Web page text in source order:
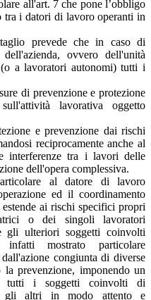
all'art. 7 che pone l’obbligo
tra i datori di lavoro operanti in
prevede che in caso di
ovvero dell'unità
a lavoratori autonomi) tutti i
di prevenzione e protezione
lavorativa oggetto
e prevenzione dai rischi
reciprocamente anche al
interferenze tra i lavori delle
dell'opera complessiva.
al datore di lavoro
ed il coordinamento
ai rischi specifici propri
o dei singoli lavoratori
gli ulteriori soggetti coinvolti
mostrato particolare
congiunta di diverse
prevenzione, imponendo un
tutti i soggetti coinvolti di
gli altri in modo attento e